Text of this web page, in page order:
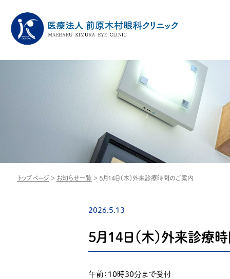
トップページ > お知らせ一覧 > ５月１４日（木）外来診療時間のご案内
2026.5.13
５月１４日（木）外来診療
午前：１０時３０分まで受付